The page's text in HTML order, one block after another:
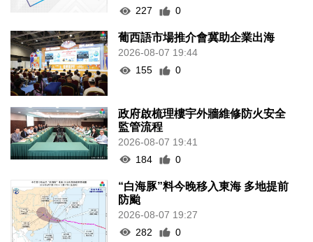
227
0
葡西語市場推介會冀助企業出海
2026-08-07 19:44
155
0
政府啟梳理樓宇外牆維修防火安全
監管流程
2026-08-07 19:41
184
0
“白海豚”料今晚移入東海 多地提前
防颱
2026-08-07 19:27
282
0